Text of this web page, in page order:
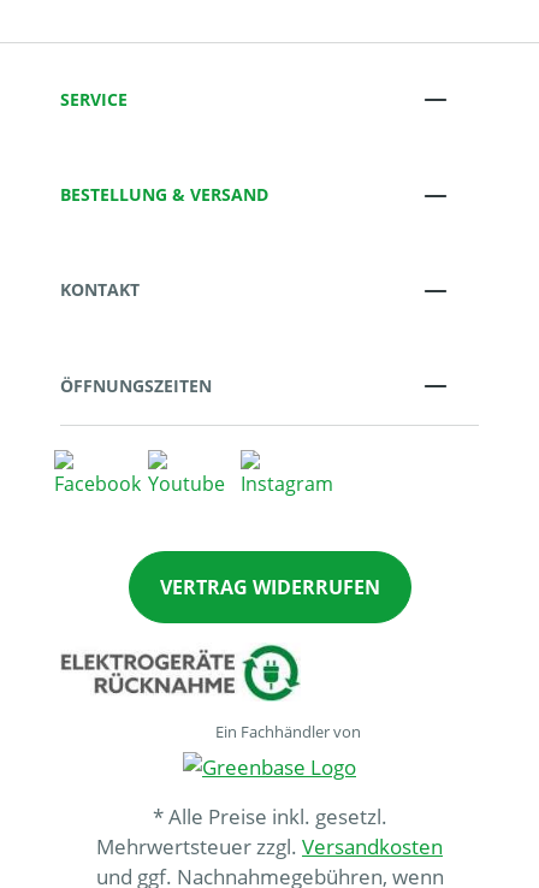
SERVICE
BESTELLUNG & VERSAND
KONTAKT
ÖFFNUNGSZEITEN
VERTRAG WIDERRUFEN
Ein Fachhändler von
* Alle Preise inkl. gesetzl.
Mehrwertsteuer zzgl. Versandkosten
und ggf. Nachnahmegebühren, wenn